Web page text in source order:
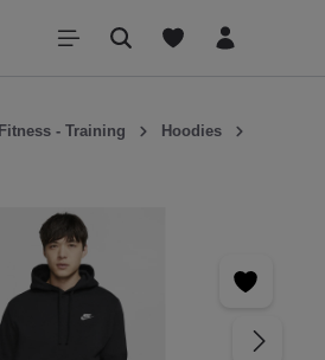
Fitness - Training
Hoodies